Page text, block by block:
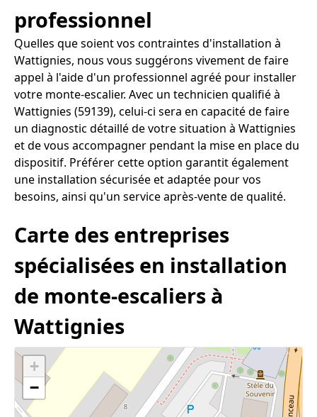
professionnel
Quelles que soient vos contraintes d'installation à
Wattignies, nous vous suggérons vivement de faire
appel à l'aide d'un professionnel agréé pour installer
votre monte-escalier. Avec un technicien qualifié à
Wattignies (59139), celui-ci sera en capacité de faire
un diagnostic détaillé de votre situation à Wattignies
et de vous accompagner pendant la mise en place du
dispositif. Préférer cette option garantit également
une installation sécurisée et adaptée pour vos
besoins, ainsi qu'un service après-vente de qualité.
Carte des entreprises
spécialisées en installation
de monte-escaliers à
Wattignies
+
−